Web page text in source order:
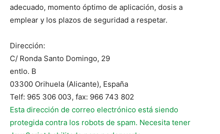
adecuado, momento óptimo de aplicación, dosis a
emplear y los plazos de seguridad a respetar.
Dirección:
C/ Ronda Santo Domingo, 29
entlo. B
03300 Orihuela (Alicante), España
Telf: 965 306 003, fax: 966 743 802
Esta dirección de correo electrónico está siendo
protegida contra los robots de spam. Necesita tener